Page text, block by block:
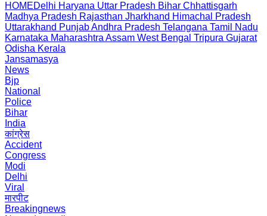
HOMEDelhi Haryana Uttar Pradesh Bihar Chhattisgarh
Madhya Pradesh Rajasthan Jharkhand Himachal Pradesh
Uttarakhand PunjabAndhra Pradesh Telangana Tamil Nadu
Karnataka Maharashtra Assam West Bengal Tripura Gujarat
Odisha Kerala
Jansamasya
News
Bjp
National
Police
Bihar
India
कांग्रेस
Accident
Congress
Modi
Delhi
Viral
मारपीट
Breakingnews